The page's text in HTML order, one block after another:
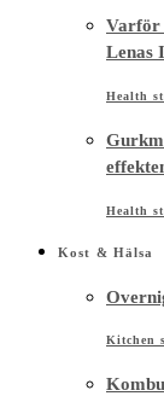
Varför
Lenas
Health
Health
Kost & Hälsa
Kitchen